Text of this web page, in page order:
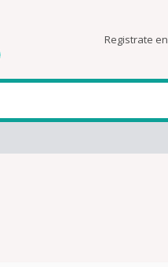
Registrate